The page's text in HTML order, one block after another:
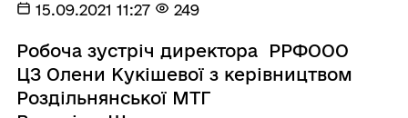
15.09.2021 11:27 249
Робоча зустріч директора РРФООО
ЦЗ Олени Кукішевої з керівництвом
Роздільнянської МТГ